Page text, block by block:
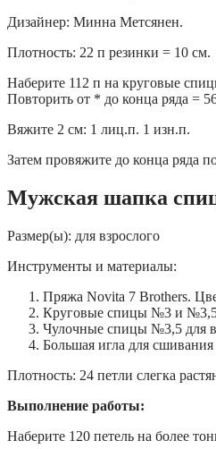
Дизайнер: Минна Метсянен.
Плотность: 22 п резинки = 10 см.
Наберите 112 п на круговые
Повторить от * до конца ряда =
Вяжите 2 см: 1 лиц.п. 1 изн.п.
Затем провяжите до конца ряда
Мужская шапка
Размер(ы): для взрослого
Инструменты и материалы:
Пряжа Novita 7 Brothers.
Круговые спицы №3 и №3,5
Чулочные спицы №3,5 для
Большая игла для
Плотность: 24 петли слегка
Выполнение работы:
Наберите 120 петель на более